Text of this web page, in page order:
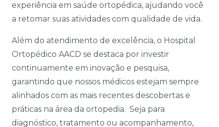
experiência em saúde ortopédica, ajudando você
a retomar suas atividades com qualidade de vida.
Além do atendimento de excelência, o Hospital
Ortopédico AACD se destaca por investir
continuamente em inovação e pesquisa,
garantindo que nossos médicos estejam sempre
alinhados com as mais recentes descobertas e
práticas na área da ortopedia. Seja para
diagnóstico, tratamento ou acompanhamento,